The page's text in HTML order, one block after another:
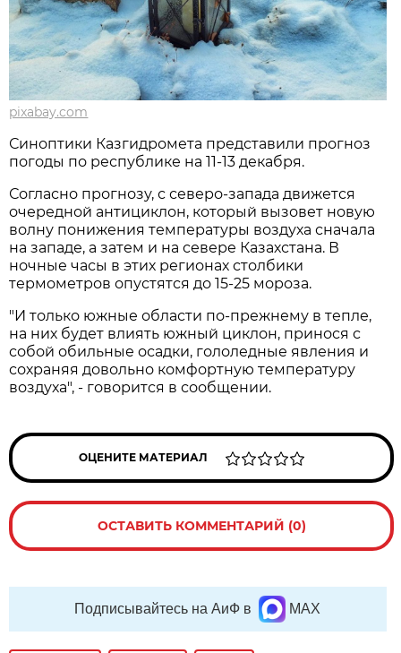
pixabay.com
Синоптики Казгидромета представили прогноз
погоды по республике на 11-13 декабря.
Согласно прогнозу, с северо-запада движется
очередной антициклон, который вызовет новую
волну понижения температуры воздуха сначала
на западе, а затем и на севере Казахстана. В
ночные часы в этих регионах столбики
термометров опустятся до 15-25 мороза.
"И только южные области по-прежнему в тепле,
на них будет влиять южный циклон, принося с
собой обильные осадки, гололедные явления и
сохраняя довольно комфортную температуру
воздуха", - говорится в сообщении.
ОЦЕНИТЕ МАТЕРИАЛ
ОСТАВИТЬ КОММЕНТАРИЙ (0)
Подписывайтесь на АиФ в MAX